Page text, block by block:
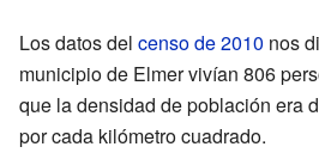
Los datos del censo de 2010 nos
municipio de Elmer vivían 806
que la densidad de población era
por cada kilómetro cuadrado.